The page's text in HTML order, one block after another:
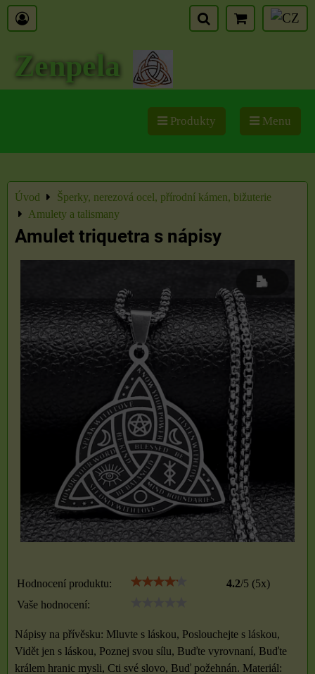
Zenpela
Produkty Menu
Úvod
Šperky, nerezová ocel, přírodní kámen, bižuterie
Amulety a talismany
Amulet triquetra s nápisy
Hodnocení produktu: 4.2/5 (5x)
Vaše hodnocení:
Nápisy na přívěsku: Mluvte s láskou, Poslouchejte s láskou,
Vidět jen s láskou, Poznej svou sílu, Buďte vyrovnaní, Buďte
králem hranic mysli, Cti své slovo, Buď požehnán. Materiál: